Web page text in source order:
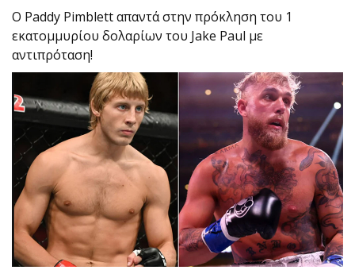
O Paddy Pimblett απαντά στην πρόκληση του 1
εκατομμυρίου δολαρίων του Jake Paul με
αντιπρόταση!